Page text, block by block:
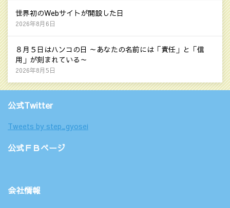
世界初のWebサイトが開設した日
2026年8月6日
８月５日はハンコの日 ～あなたの名前には「責任」と「信
用」が刻まれている～
2026年8月5日
公式Twitter
Tweets by step_gyosei
公式ＦＢページ
会社情報